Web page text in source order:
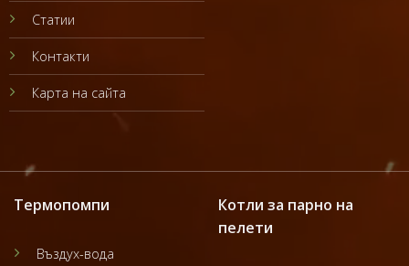
Статии
Контакти
Карта на сайта
Термопомпи
Въздух-вода
Котли за парно на
пелети